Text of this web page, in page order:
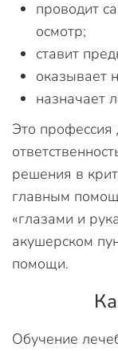
проводит
осмотр;
ставит
оказывает
назначает
Это профессия
решения в
главным
«глазами и
акушерском
помощи.
Обучение